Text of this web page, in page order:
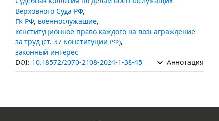
Верховного Суда РФ,
ГК РФ, военнослужащие,
конституционное право каждого на вознаграждение
за труд (ст. 37 Конституции РФ),
законный интерес
DOI: 10.18572/2070-2108-2024-1-38-45 Аннотация